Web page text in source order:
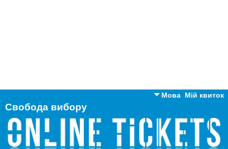
Мій квиток
Мова
Англійська
Російська
Свобода вибору